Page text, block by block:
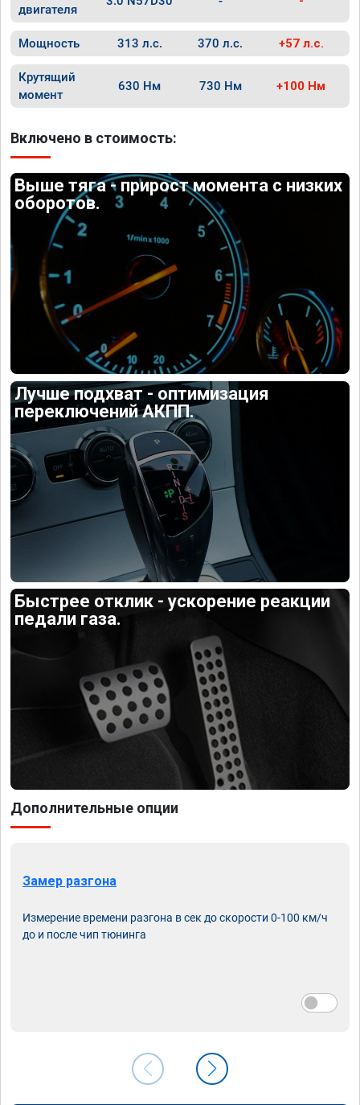
двигателя
Мощность 313 л.с. 370 л.с. +57 л.с.
Крутящий
момент
630 Нм 730 Нм +100 Нм
Включено в стоимость:
Выше тяга - прирост момента с низких
оборотов.
Лучше подхват - оптимизация
переключений АКПП.
Быстрее отклик - ускорение реакции
педали газа.
Дополнительные опции
Замер разгона
Измерение времени разгона в сек до скорости 0-100 км/ч
до и после чип тюнинга